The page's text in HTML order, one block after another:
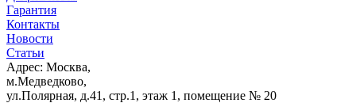
Гарантия
Контакты
Новости
Статьи
Адрес: Москва,
м.Медведково,
ул.Полярная, д.41, стр.1, этаж 1, помещение № 20